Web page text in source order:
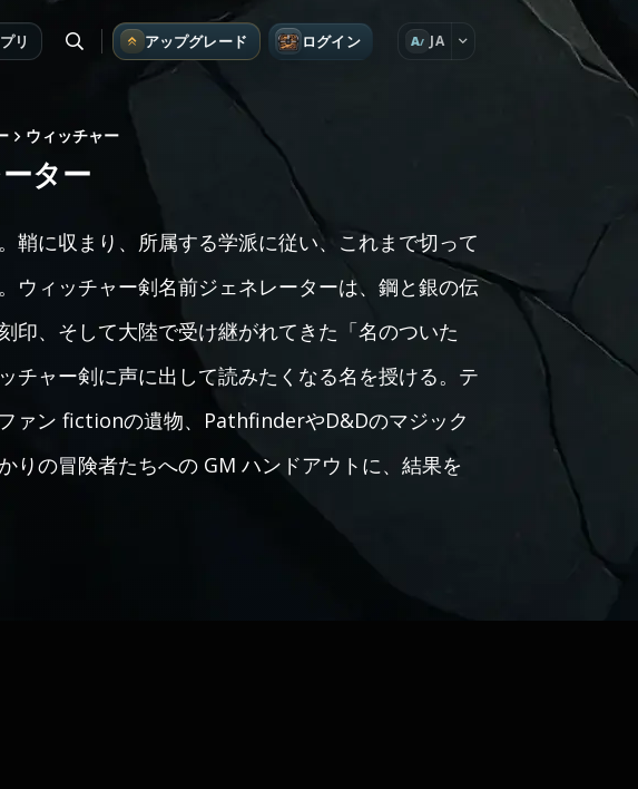
リ アップグレード ログイン A JA
ウィッチャー
ター
鞘に収まり、所属する学派に従い、これまで切って
ウィッチャー剣名前ジェネレーターは、鋼と銀の伝
印、そして大陸で受け継がれてきた「名のついた
チャー剣に声に出して読みたくなる名を授ける。テ
ァン fictionの遺物、PathfinderやD&Dのマジック
りの冒険者たちへの GM ハンドアウトに、結果を